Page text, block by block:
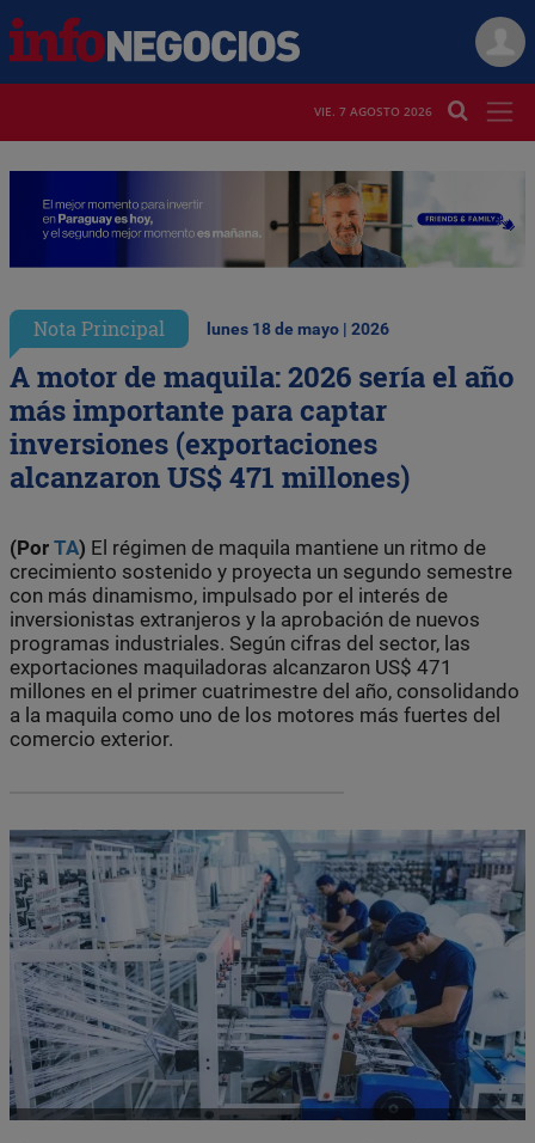
VIE. 7 AGOSTO 2026
Nota Principal lunes 18 de mayo | 2026
A motor de maquila: 2026 sería el año
más importante para captar
inversiones (exportaciones
alcanzaron US$ 471 millones)
(Por TA) El régimen de maquila mantiene un ritmo de
crecimiento sostenido y proyecta un segundo semestre
con más dinamismo, impulsado por el interés de
inversionistas extranjeros y la aprobación de nuevos
programas industriales. Según cifras del sector, las
exportaciones maquiladoras alcanzaron US$ 471
millones en el primer cuatrimestre del año, consolidando
a la maquila como uno de los motores más fuertes del
comercio exterior.